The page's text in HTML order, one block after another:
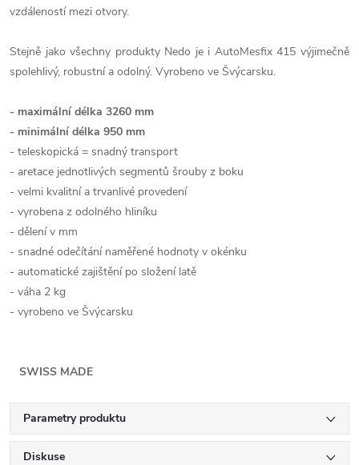
vzdáleností mezi otvory.
Stejně jako všechny produkty Nedo je i AutoMesfix 415 výjimečně
spolehlivý, robustní a odolný. Vyrobeno ve Švýcarsku.
- maximální délka 3260 mm
- minimální délka 950 mm
- teleskopická = snadný transport
- aretace jednotlivých segmentů šrouby z boku
- velmi kvalitní a trvanlivé provedení
- vyrobena z odolného hliníku
- dělení v mm
- snadné odečítání naměřené hodnoty v okénku
- automatické zajištění po složení latě
- váha 2 kg
- vyrobeno ve Švýcarsku
SWISS MADE
Parametry produktu
Diskuse